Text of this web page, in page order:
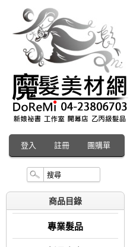
登入 註冊 團購單
商品目錄
專業髮品